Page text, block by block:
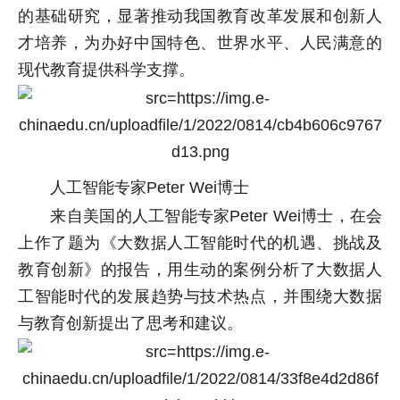
的基础研究，显著推动我国教育改革发展和创新人
才培养，为办好中国特色、世界水平、人民满意的
现代教育提供科学支撑。
人工智能专家Peter Wei博士
来自美国的人工智能专家Peter Wei博士，在会
上作了题为《大数据人工智能时代的机遇、挑战及
教育创新》的报告，用生动的案例分析了大数据人
工智能时代的发展趋势与技术热点，并围绕大数据
与教育创新提出了思考和建议。